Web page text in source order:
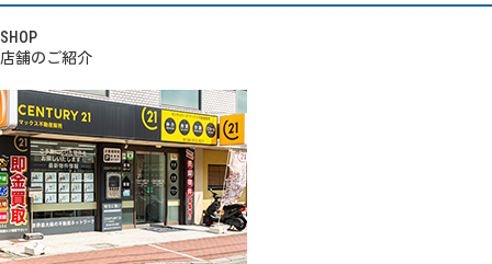
SHOP
店舗のご紹介